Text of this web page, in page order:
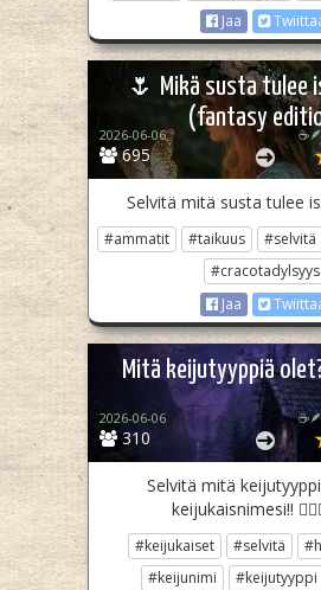
Jaa
🌷 Mikä susta tulee
(fantasy
695
2026-06-06
Selvitä mitä susta tulee
#ammatit #taikuus #selvitä
#cracotadylsyys
Jaa
Mitä keijutyyppiä
310
2026-06-06
Selvitä mitä
keijukaisnimesi!!
#keijukaiset #selvitä
#keijunimi
#keijutyyppi